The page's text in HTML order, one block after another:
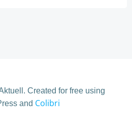
Created for free using
and Colibri